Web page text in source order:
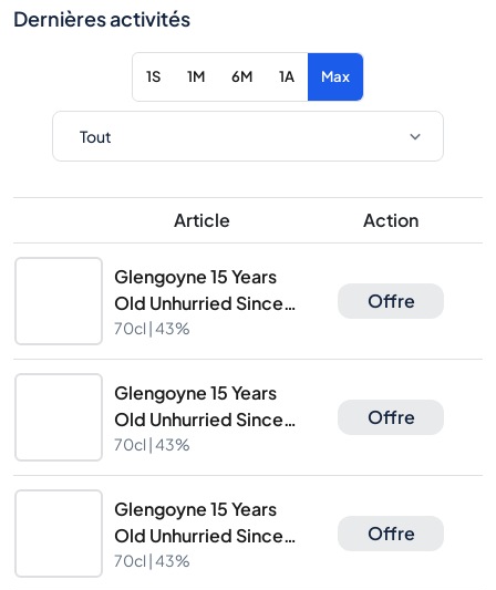
Dernières activités
1S 1M 6M 1A Max
Article Action
Glengoyne 15 Years
Old Unhurried Since
1833
70cl |43%
Offre
Glengoyne 15 Years
Old Unhurried Since
1833
70cl |43%
Offre
Glengoyne 15 Years
Old Unhurried Since
1833
70cl |43%
Offre